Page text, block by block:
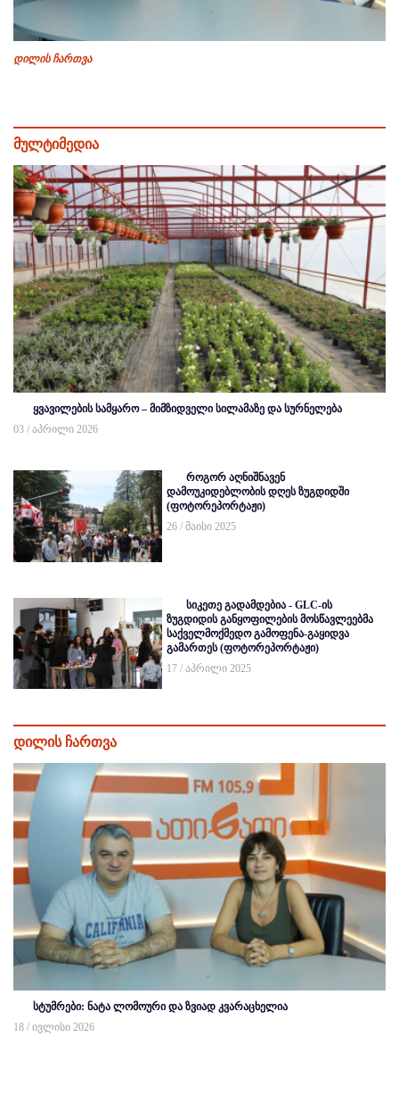
დილის ჩართვა
მულტიმედია
ყვავილების სამყარო – მიმზიდველი სილამაზე და სურნელება
03 / აპრილი 2026
როგორ აღნიშნავენ
დამოუკიდებლობის დღეს ზუგდიდში
(ფოტორეპორტაჟი)
26 / მაისი 2025
სიკეთე გადამდებია - GLC-ის
ზუგდიდის განყოფილების მოსწავლეებმა
საქველმოქმედო გამოფენა-გაყიდვა
გამართეს (ფოტორეპორტაჟი)
17 / აპრილი 2025
დილის ჩართვა
სტუმრები: ნატა ლომოური და ზვიად კვარაცხელია
18 / ივლისი 2026